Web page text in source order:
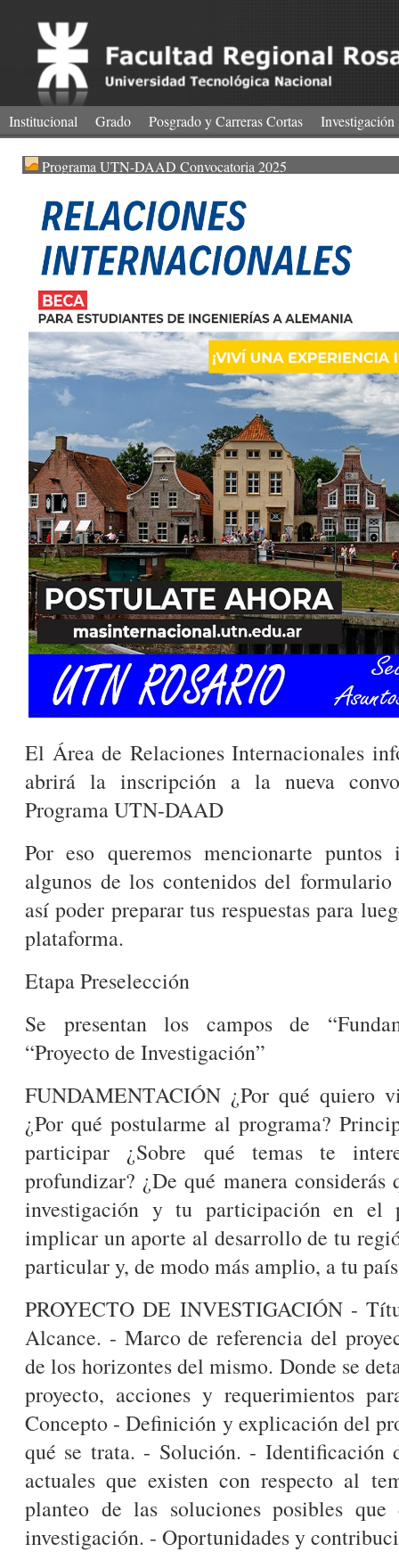
Institucional Grado Posgrado y Carreras Cortas Investigación
Programa UTN-DAAD Convocatoria 2025
El Área de Relaciones Internacionales
abrirá la inscripción a la nueva
Programa UTN-DAAD
Por eso queremos mencionarte puntos
algunos de los contenidos del
así poder preparar tus respuestas para
plataforma.
Etapa Preselección
Se presentan los campos de
“Proyecto de Investigación”
FUNDAMENTACIÓN ¿Por qué quiero
¿Por qué postularme al programa?
participar ¿Sobre qué temas te
profundizar? ¿De qué manera considerás
investigación y tu participación en el
implicar un aporte al desarrollo de tu
particular y, de modo más amplio, a tu
PROYECTO DE INVESTIGACIÓN -
Alcance. - Marco de referencia del
de los horizontes del mismo. Donde se
proyecto, acciones y requerimientos
Concepto - Definición y explicación del
qué se trata. - Solución. - Identificación
actuales que existen con respecto al
planteo de las soluciones posibles
investigación. - Oportunidades y